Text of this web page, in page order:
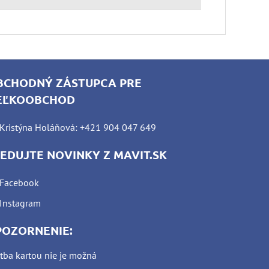
ZÁSTUPCA PRE
Kristýna Holáňová: +421 904 047 649
NOVINKY Z MAVIT.SK
Facebook
Instagram
kartou nie je možná